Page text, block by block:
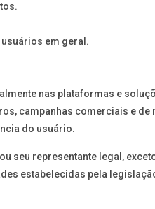
em geral.
nas plataformas e
campanhas comerciais e de
do usuário.
seu representante legal,
estabelecidas pela